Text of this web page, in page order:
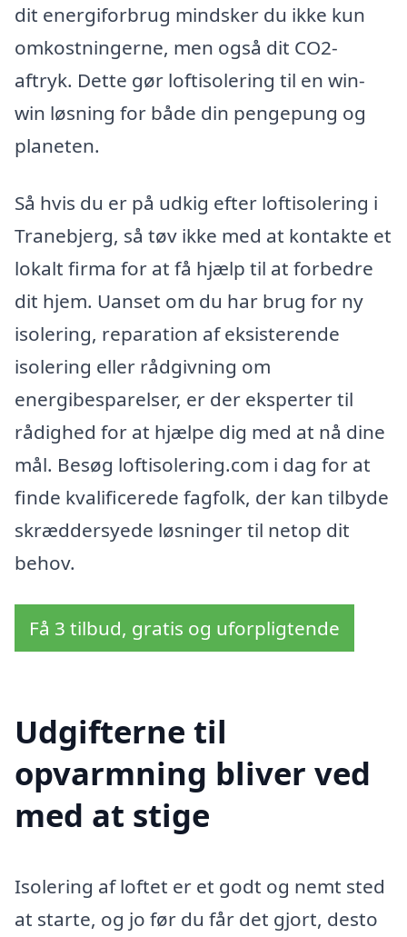
dit energiforbrug mindsker du ikke kun
omkostningerne, men også dit CO2-
aftryk. Dette gør loftisolering til en win-
win løsning for både din pengepung og
planeten.
Så hvis du er på udkig efter loftisolering i
Tranebjerg, så tøv ikke med at kontakte et
lokalt firma for at få hjælp til at forbedre
dit hjem. Uanset om du har brug for ny
isolering, reparation af eksisterende
isolering eller rådgivning om
energibesparelser, er der eksperter til
rådighed for at hjælpe dig med at nå dine
mål. Besøg loftisolering.com i dag for at
finde kvalificerede fagfolk, der kan tilbyde
skræddersyede løsninger til netop dit
behov.
Få 3 tilbud, gratis og uforpligtende
Udgifterne til
opvarmning bliver ved
med at stige
Isolering af loftet er et godt og nemt sted
at starte, og jo før du får det gjort, desto